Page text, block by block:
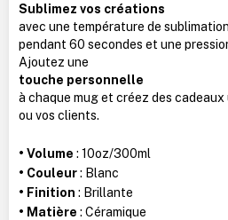
Sublimez vos créations
avec une température de
pendant 60 secondes et une
Ajoutez une
touche personnelle
à chaque mug et créez des cadeaux
ou vos clients.
• Volume : 10oz/300ml
• Couleur: Blanc
• Finition : Brillante
• Matière : Céramique